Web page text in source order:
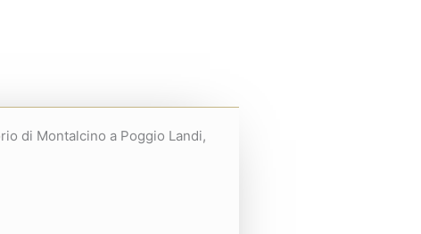
di Montalcino a Poggio Landi,